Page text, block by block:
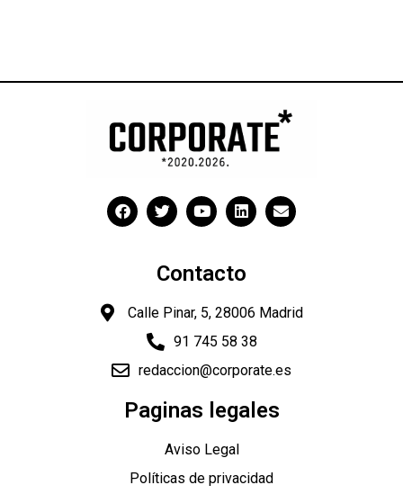
Contacto
Calle Pinar, 5, 28006 Madrid
91 745 58 38
redaccion@corporate.es
Paginas legales
Aviso Legal
Políticas de privacidad